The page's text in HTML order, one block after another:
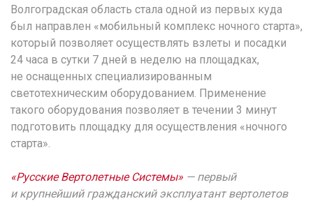
Волгоградская область стала одной из первых куда
был направлен «мобильный комплекс ночного старта»,
который позволяет осуществлять взлеты и посадки
24 часа в сутки 7 дней в неделю на площадках,
не оснащенных специализированным
светотехническим оборудованием. Применение
такого оборудования позволяет в течении 3 минут
подготовить площадку для осуществления «ночного
старта».
«Русские Вертолетные Системы» — первый
и крупнейший гражданский эксплуатант вертолетов